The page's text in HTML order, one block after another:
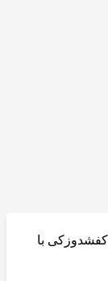
با